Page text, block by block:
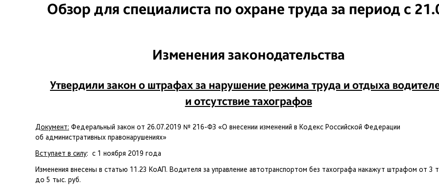
Обзор для специалиста по охране труда за период с
Изменения законодательства
Утвердили закон о штрафах за нарушение режима труда и отдыха
и отсутствие тахографов
Документ: Федеральный закон от 26.07.2019 № 216-ФЗ «О внесении изменений в Кодекс Российской Федерации
об административных правонарушениях»
Вступает в силу: с 1 ноября 2019 года
Изменения внесены в статью 11.23 КоАП. Водителя за управление автотранспортом без тахографа накажут штрафом от 3
до 5 тыс. руб.